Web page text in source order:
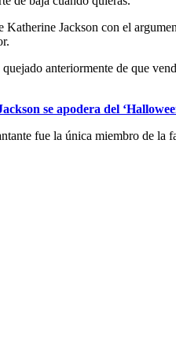
Jackson con el
anteriormente de que
se apodera del
fue la única miembro de